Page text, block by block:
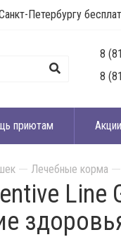
Петербургу
8
8
приютам Акции
Лечебные корма